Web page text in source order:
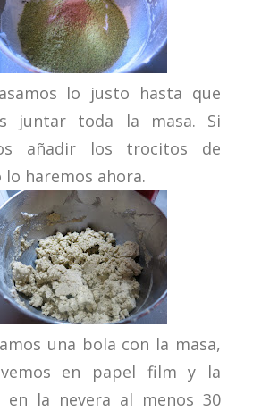
lo justo hasta que
juntar toda la masa. Si
añadir los trocitos de
lo haremos ahora.
una bola con la masa,
en papel film y la
en la nevera al menos 30